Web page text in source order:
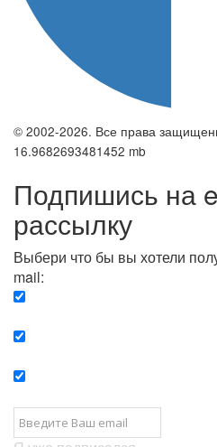
© 2002-2026. Все права
16.9682693481452 mb
Подпишись на
рассылку
Выбери что бы вы хотели
mail: